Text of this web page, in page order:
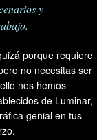
y
porque requiere
no necesitas ser
nos hemos
de Luminar,
genial en tus